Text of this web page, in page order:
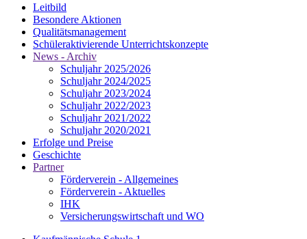
Leitbild
Besondere Aktionen
Qualitätsmanagement
Schüleraktivierende Unterrichtskonzepte
News - Archiv
Schuljahr 2025/2026
Schuljahr 2024/2025
Schuljahr 2023/2024
Schuljahr 2022/2023
Schuljahr 2021/2022
Schuljahr 2020/2021
Erfolge und Preise
Geschichte
Partner
Förderverein - Allgemeines
Förderverein - Aktuelles
IHK
Versicherungswirtschaft und WO